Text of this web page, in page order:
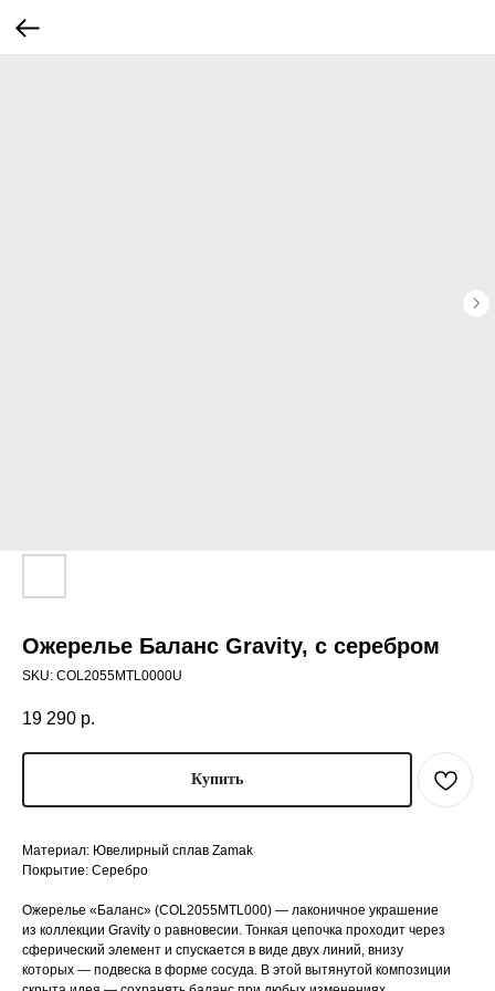
Ожерелье Баланс Gravity, с серебром
SKU: COL2055MTL0000U
19 290 р.
Купить
Материал: Ювелирный сплав Zamak
Покрытие: Серебро
Ожерелье «Баланс» (COL2055MTL000) — лаконичное украшение
из коллекции Gravity о равновесии. Тонкая цепочка проходит через
сферический элемент и спускается в виде двух линий, внизу
которых — подвеска в форме сосуда. В этой вытянутой композиции